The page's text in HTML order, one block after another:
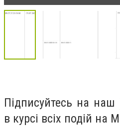
Підписуйтесь на наш
в курсі всіх подій на